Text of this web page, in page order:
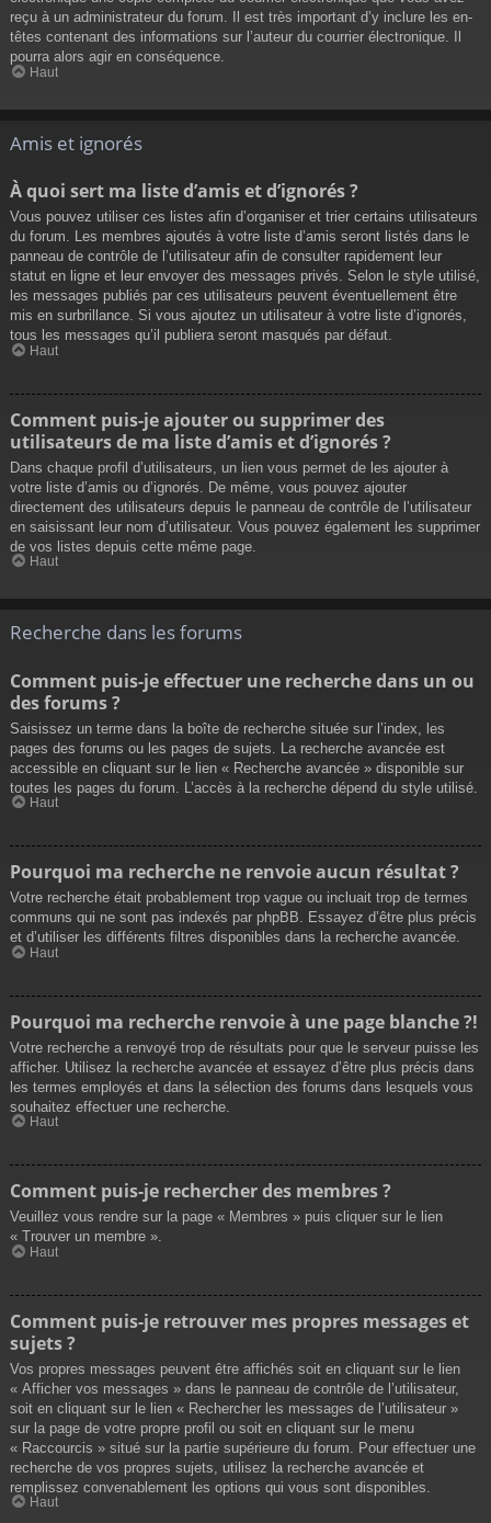
reçu à un administrateur du forum. Il est très important d’y inclure les en-
têtes contenant des informations sur l’auteur du courrier électronique. Il
pourra alors agir en conséquence.
Haut
Amis et ignorés
À quoi sert ma liste d’amis et d’ignorés ?
Vous pouvez utiliser ces listes afin d’organiser et trier certains utilisateurs
du forum. Les membres ajoutés à votre liste d’amis seront listés dans le
panneau de contrôle de l’utilisateur afin de consulter rapidement leur
statut en ligne et leur envoyer des messages privés. Selon le style utilisé,
les messages publiés par ces utilisateurs peuvent éventuellement être
mis en surbrillance. Si vous ajoutez un utilisateur à votre liste d’ignorés,
tous les messages qu’il publiera seront masqués par défaut.
Haut
Comment puis-je ajouter ou supprimer des
utilisateurs de ma liste d’amis et d’ignorés ?
Dans chaque profil d’utilisateurs, un lien vous permet de les ajouter à
votre liste d’amis ou d’ignorés. De même, vous pouvez ajouter
directement des utilisateurs depuis le panneau de contrôle de l’utilisateur
en saisissant leur nom d’utilisateur. Vous pouvez également les supprimer
de vos listes depuis cette même page.
Haut
Recherche dans les forums
Comment puis-je effectuer une recherche dans un ou
des forums ?
Saisissez un terme dans la boîte de recherche située sur l’index, les
pages des forums ou les pages de sujets. La recherche avancée est
accessible en cliquant sur le lien « Recherche avancée » disponible sur
toutes les pages du forum. L’accès à la recherche dépend du style utilisé.
Haut
Pourquoi ma recherche ne renvoie aucun résultat ?
Votre recherche était probablement trop vague ou incluait trop de termes
communs qui ne sont pas indexés par phpBB. Essayez d’être plus précis
et d’utiliser les différents filtres disponibles dans la recherche avancée.
Haut
Pourquoi ma recherche renvoie à une page blanche ?!
Votre recherche a renvoyé trop de résultats pour que le serveur puisse les
afficher. Utilisez la recherche avancée et essayez d’être plus précis dans
les termes employés et dans la sélection des forums dans lesquels vous
souhaitez effectuer une recherche.
Haut
Comment puis-je rechercher des membres ?
Veuillez vous rendre sur la page « Membres » puis cliquer sur le lien
« Trouver un membre ».
Haut
Comment puis-je retrouver mes propres messages et
sujets ?
Vos propres messages peuvent être affichés soit en cliquant sur le lien
« Afficher vos messages » dans le panneau de contrôle de l’utilisateur,
soit en cliquant sur le lien « Rechercher les messages de l’utilisateur »
sur la page de votre propre profil ou soit en cliquant sur le menu
« Raccourcis » situé sur la partie supérieure du forum. Pour effectuer une
recherche de vos propres sujets, utilisez la recherche avancée et
remplissez convenablement les options qui vous sont disponibles.
Haut